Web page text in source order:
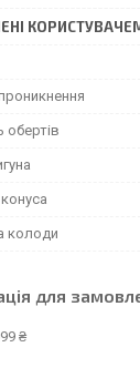
обертів
колоди
для
₴